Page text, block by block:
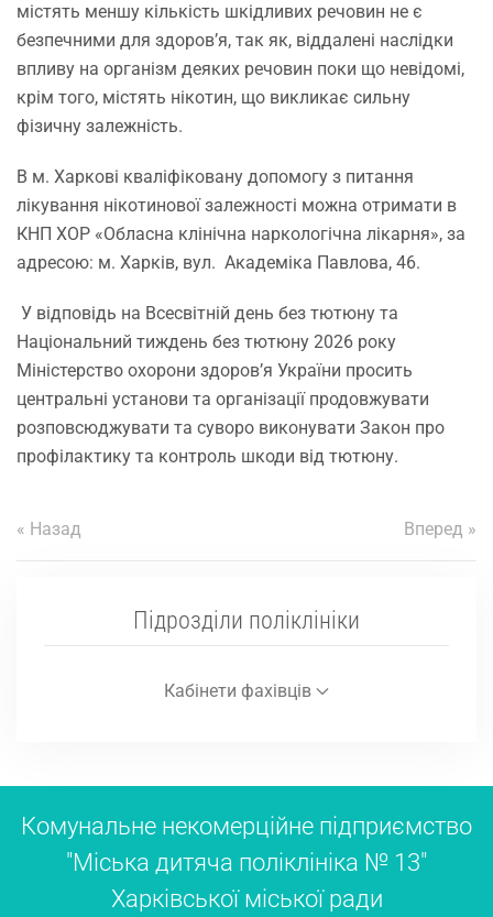
містять меншу кількість шкідливих речовин не є
безпечними для здоров’я, так як, віддалені наслідки
впливу на організм деяких речовин поки що невідомі,
крім того, містять нікотин, що викликає сильну
фізичну залежність.
В м. Харкові кваліфіковану допомогу з питання
лікування нікотинової залежності можна отримати в
КНП ХОР «Обласна клінічна наркологічна лікарня», за
адресою: м. Харків, вул. Академіка Павлова, 46.
У відповідь на Всесвітній день без тютюну та
Національний тиждень без тютюну 2026 року
Міністерство охорони здоров’я України просить
центральні установи та організації продовжувати
розповсюджувати та суворо виконувати Закон про
профілактику та контроль шкоди від тютюну.
« Назад Вперед »
Підрозділи поліклініки
Кабінети фахівців
Комунальне некомерційне підприємство
"Міська дитяча поліклініка № 13"
Харківської міської ради